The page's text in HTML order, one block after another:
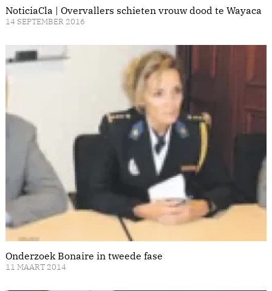
NoticiaCla | Overvallers schieten vrouw dood te Wayaca
14 SEPTEMBER 2016
Onderzoek Bonaire in tweede fase
11 MAART 2014